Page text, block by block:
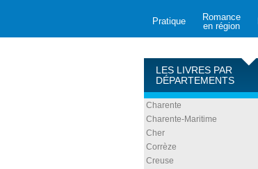
Pratique
Romance
en région
LES LIVRES PAR
DÉPARTEMENTS
Charente
Charente-Maritime
Cher
Corrèze
Creuse